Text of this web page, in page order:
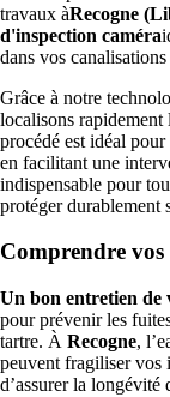
travaux àRecogne
d'inspection caméra
dans vos
Grâce à notre
localisons
procédé est idéal
en facilitant une
indispensable pour
protéger durablement
Comprendre vos
Un bon entretien de
pour prévenir les
tartre. À Recogne,
peuvent fragiliser vos
d’assurer la longévité